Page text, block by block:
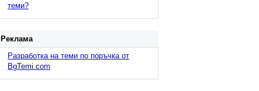
теми?
Реклама
Разработка на теми по поръчка от
BgTemi.com